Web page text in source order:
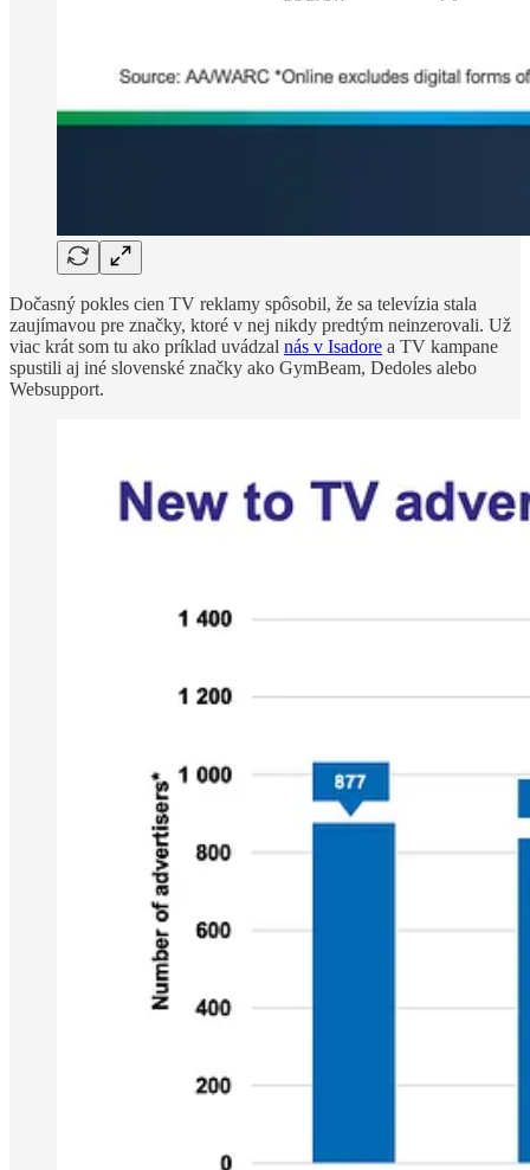
Dočasný pokles cien TV reklamy spôsobil, že sa televízia stala
zaujímavou pre značky, ktoré v nej nikdy predtým neinzerovali. Už
viac krát som tu ako príklad uvádzal nás v Isadore a TV kampane
spustili aj iné slovenské značky ako GymBeam, Dedoles alebo
Websupport.